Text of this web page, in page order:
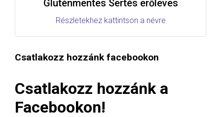
Gluténmentes Sertés erőleves
Részletekhez kattintson a névre
Csatlakozz hozzánk facebookon
Csatlakozz hozzánk a
Facebookon!